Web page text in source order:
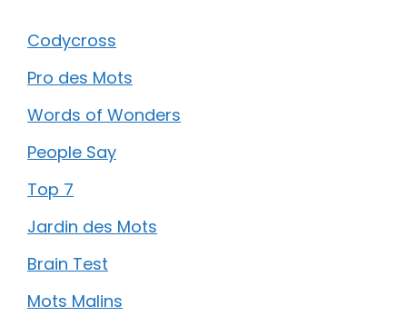
Codycross
Pro des Mots
Words of Wonders
People Say
Top 7
Jardin des Mots
Brain Test
Mots Malins